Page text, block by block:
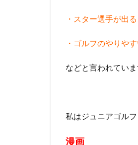
・スター選手が出る
・ゴルフのやりやす
などと言われていま
私はジュニアゴル
漫画